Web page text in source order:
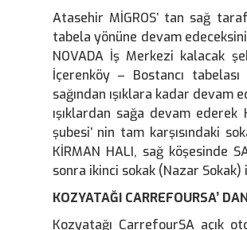
Atasehir MİGROS’ tan sağ
tabela yönüne devam
NOVADA İş Merkezi kalacak
İçerenköy – Bostancı
sağından ışıklara kadar
ışıklardan sağa devam ederek
şubesi’ nin tam karşısındaki
KİRMAN HALI, sağ köşesinde
sonra ikinci sokak (Nazar
KOZYATAĞI CARREFOURSA’
Kozyatağı CarrefourSA açık